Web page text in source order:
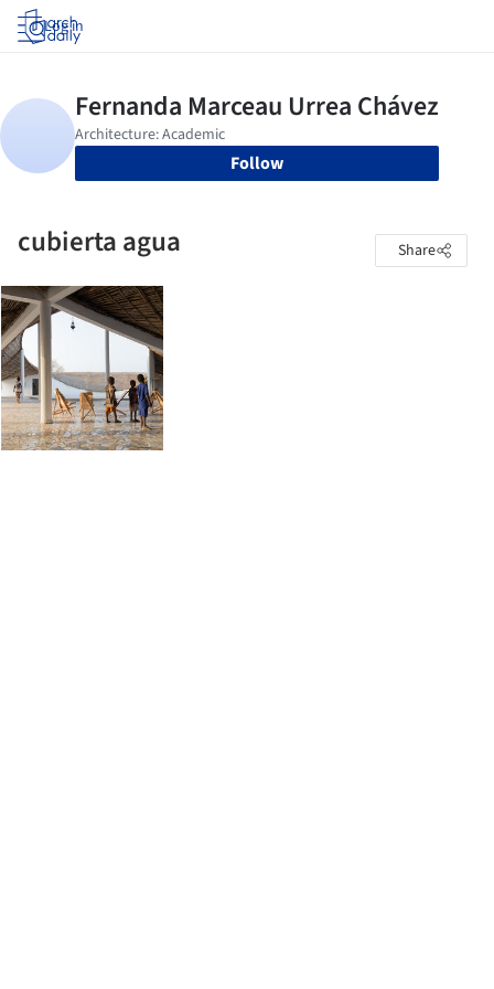
Log in
Follow
cubierta agua Share